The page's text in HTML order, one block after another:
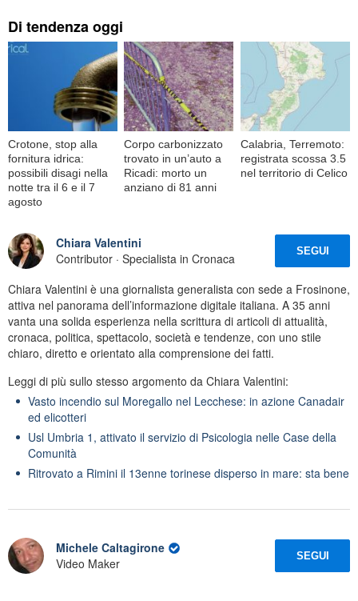
Di tendenza oggi
Crotone, stop alla
fornitura idrica:
possibili disagi nella
notte tra il 6 e il 7
agosto
Corpo carbonizzato
trovato in un’auto a
Ricadi: morto un
anziano di 81 anni
Calabria, Terremoto:
registrata scossa 3.5
nel territorio di Celico
Chiara Valentini
Contributor · Specialista in Cronaca
SEGUI
Chiara Valentini è una giornalista generalista con sede a Frosinone,
attiva nel panorama dell’informazione digitale italiana. A 35 anni
vanta una solida esperienza nella scrittura di articoli di attualità,
cronaca, politica, spettacolo, società e tendenze, con uno stile
chiaro, diretto e orientato alla comprensione dei fatti.
Leggi di più sullo stesso argomento da Chiara Valentini:
Vasto incendio sul Moregallo nel Lecchese: in azione Canadair
ed elicotteri
Usl Umbria 1, attivato il servizio di Psicologia nelle Case della
Comunità
Ritrovato a Rimini il 13enne torinese disperso in mare: sta bene
Michele Caltagirone
Video Maker
SEGUI